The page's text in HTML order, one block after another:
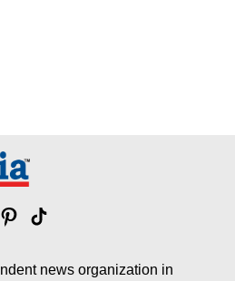
Pinterest
Tik
news organization in